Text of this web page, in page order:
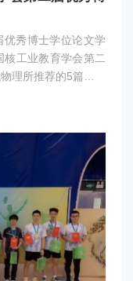
秀博士学位论文学
核工业教育学会第二
理所推荐的5篇博士
，近代物理所2024
范大军的学位论文
研究》荣获二等奖，
体心立方纳米梁晶
博士生高志超的学位
验与模拟研究》、
冲电源核心关键部
的导师杨建成研究
研究员，张雪荧研究
王磊博士应邀参加了